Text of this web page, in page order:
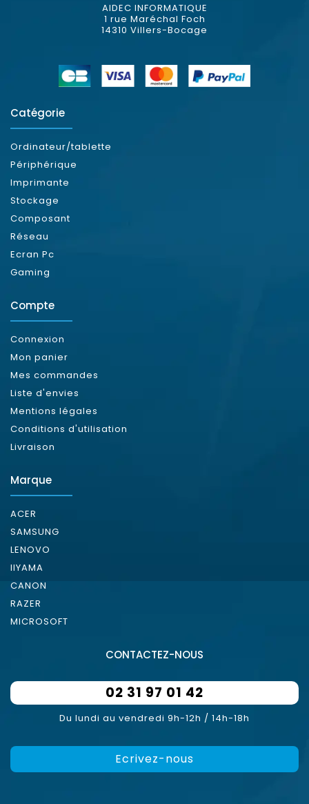
AIDEC INFORMATIQUE
1 rue Maréchal Foch
14310 Villers-Bocage
Catégorie
Ordinateur/tablette
Périphérique
Imprimante
Stockage
Composant
Réseau
Ecran Pc
Gaming
Compte
Connexion
Mon panier
Mes commandes
Liste d'envies
Mentions légales
Conditions d'utilisation
Livraison
Marque
ACER
SAMSUNG
LENOVO
IIYAMA
CANON
RAZER
MICROSOFT
CONTACTEZ-NOUS
02 31 97 01 42
Du lundi au vendredi 9h-12h / 14h-18h
Ecrivez-nous